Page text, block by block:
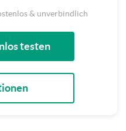
& unverbindlich
testen